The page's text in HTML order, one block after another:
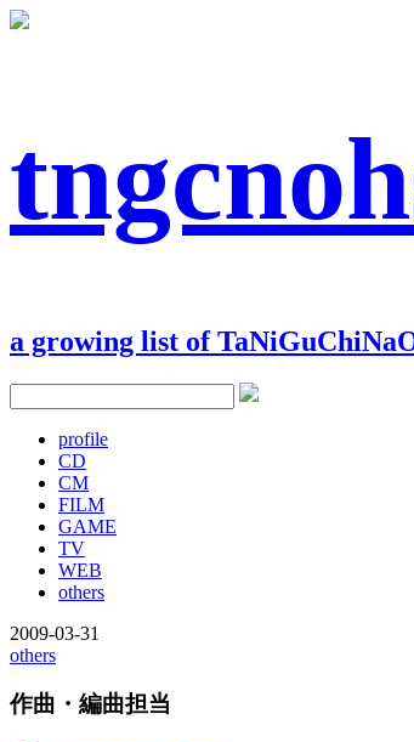
a growing list of
profile
CD
CM
FILM
GAME
TV
WEB
others
2009-03-31
others
作曲・編曲担当